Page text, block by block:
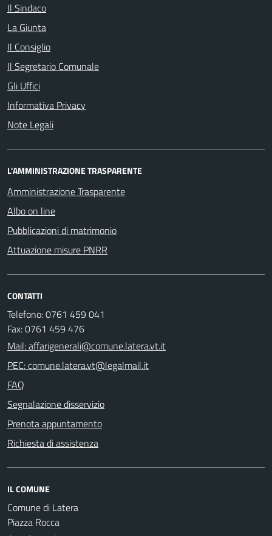
Il Sindaco
La Giunta
Il Consiglio
Il Segretario Comunale
Gli Uffici
Informativa Privacy
Note Legali
L'AMMINISTRAZIONE TRASPARENTE
Amministrazione Trasparente
Albo on line
Pubblicazioni di matrimonio
Attuazione misure PNRR
CONTATTI
Telefono: 0761 459 041
Fax: 0761 459 476
Mail: affarigenerali@comune.latera.vt.it
PEC: comune.latera.vt@legalmail.it
FAQ
Segnalazione disservizio
Prenota appuntamento
Richiesta di assistenza
IL COMUNE
Comune di Latera
Piazza Rocca